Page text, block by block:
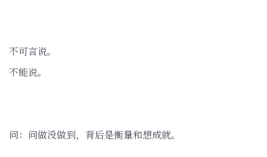
不可言说。
不能说。
问：问做没做到，背后是衡量和想成就。